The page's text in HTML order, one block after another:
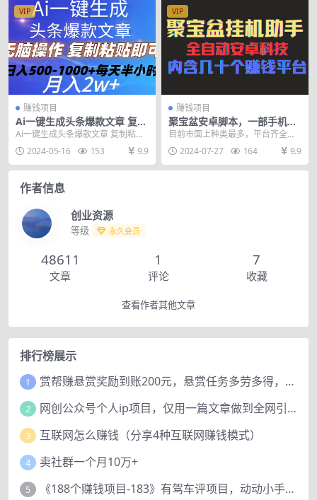
VIP
赚钱项目
Ai一键生成头条爆款文章 复制
粘贴即可简单易上手小白首选
Ai一键生成头条爆款文章 复制粘贴
即可简单易上手小白首选 日入500-
1000+...
2024-05-16 153 9.9
VIP
赚钱项目
聚宝盆安卓脚本，一部手机一
天100左右，几十款广告脚
目前市面上种类最多，平台齐全的
挂机型脚本,包含了:微信阅读，卷轴
平台，广告掘金，...
2024-07-27 164 9.9
作者信息
创业资源
等级 永久会员
48611
文章
1
评论
7
收藏
查看作者其他文章
排行榜展示
1 赏帮赚悬赏奖励到账200元，悬赏任务多劳多得，人人可做。
2 网创公众号个人ip项目，仅用一篇文章做到全网引流！
3 互联网怎么赚钱（分享4种互联网赚钱模式）
4 卖社群一个月10万+
5 《188个赚钱项目-183》有驾车评项目，动动小手，复制粘贴赚44元！